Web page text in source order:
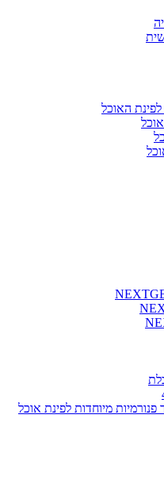
האוכל
מיוחדות לפינת אוכל